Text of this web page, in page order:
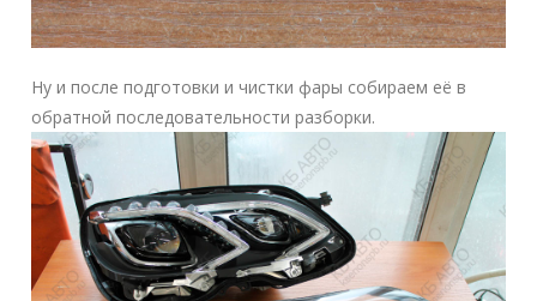
Ну и после подготовки и чистки фары собираем её в
обратной последовательности разборки.